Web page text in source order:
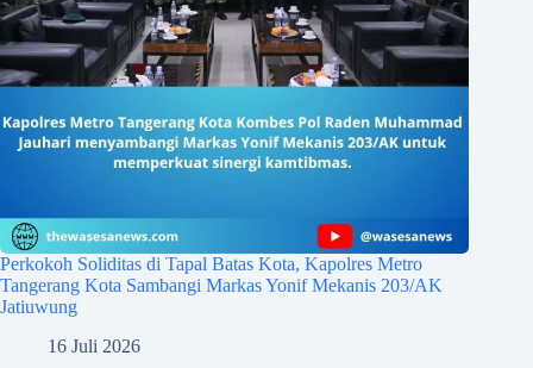
Perkokoh Soliditas di Tapal Batas Kota, Kapolres Metro
Tangerang Kota Sambangi Markas Yonif Mekanis 203/AK
Jatiuwung
16 Juli 2026